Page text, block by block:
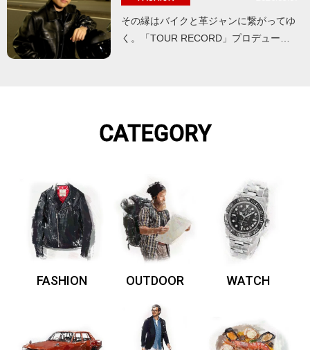
その縁はバイクと革ジャンに繋がってゆ
く。「TOUR RECORD」プロデュー…
CATEGORY
FASHION OUTDOOR WATCH